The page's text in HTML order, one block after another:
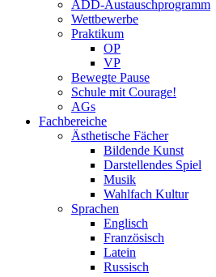
ADD-Austauschprogramm
Wettbewerbe
Praktikum
OP
VP
Bewegte Pause
Schule mit Courage!
AGs
Fachbereiche
Ästhetische Fächer
Bildende Kunst
Darstellendes Spiel
Musik
Wahlfach Kultur
Sprachen
Englisch
Französisch
Latein
Russisch